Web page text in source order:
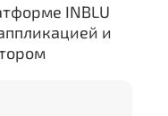
INBLU
и